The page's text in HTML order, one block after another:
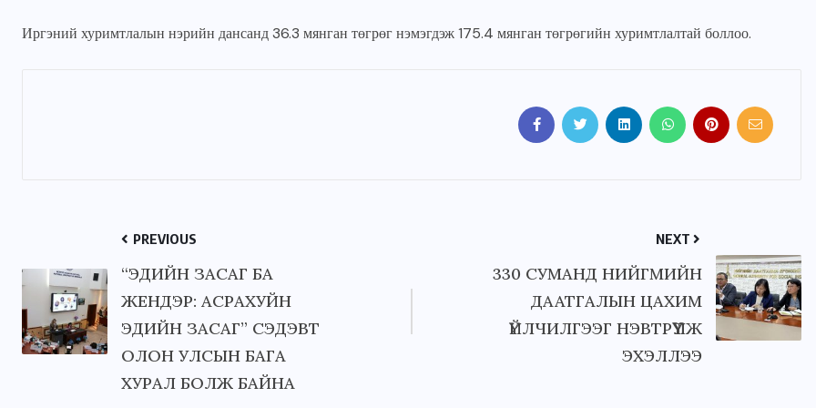
Иргэний хуримтлалын нэрийн дансанд 36.3 мянган төгрөг нэмэгдэж 175.4 мянган төгрөгийн хуримтлалтай боллоо.
PREVIOUS
“ЭДИЙН ЗАСАГ БА
ЖЕНДЭР: АСРАХУЙН
ЭДИЙН ЗАСАГ” СЭДЭВТ
ОЛОН УЛСЫН БАГА
ХУРАЛ БОЛЖ БАЙНА
NEXT
330 СУМАНД НИЙГМИЙН
ДААТГАЛЫН ЦАХИМ
ҮЙЛЧИЛГЭЭГ НЭВТРҮҮЛЖ
ЭХЭЛЛЭЭ
JUNE 22, 2026 JUNE 23, 2026